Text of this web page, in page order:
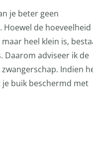
je beter geen
Hoewel de hoeveelheid
heel klein is,
Daarom adviseer ik de
Indien
buik beschermd met